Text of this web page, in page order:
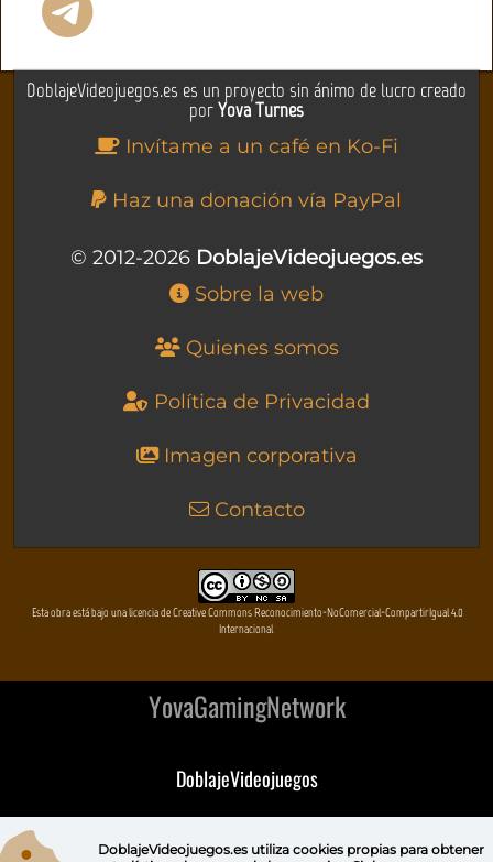
DoblajeVideojuegos.es es un proyecto sin ánimo de lucro creado
porYova Turnes
Invítame a un café en Ko-Fi
Haz una donación vía PayPal
© 2012-2026 DoblajeVideojuegos.es
Sobre la web
Quienes somos
Política de Privacidad
Imagen corporativa
Contacto
Esta obra está bajo una licencia de Creative Commons Reconocimiento-NoComercial-CompartirIgual 4.0
Internacional
YovaGamingNetwork
DoblajeVideojuegos
DoblajeVideojuegos.es utiliza cookies propiaspara obtener